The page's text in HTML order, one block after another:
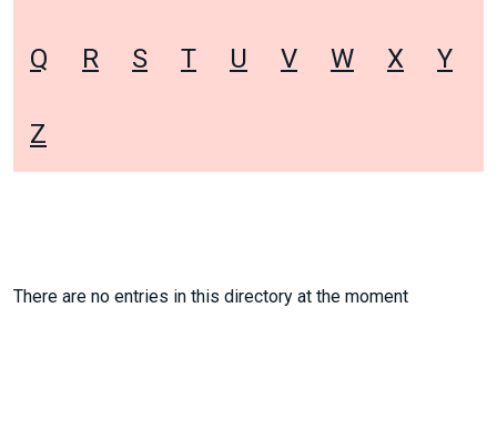
Q R S T U V W X Y
Z
There are no entries in this directory at the moment